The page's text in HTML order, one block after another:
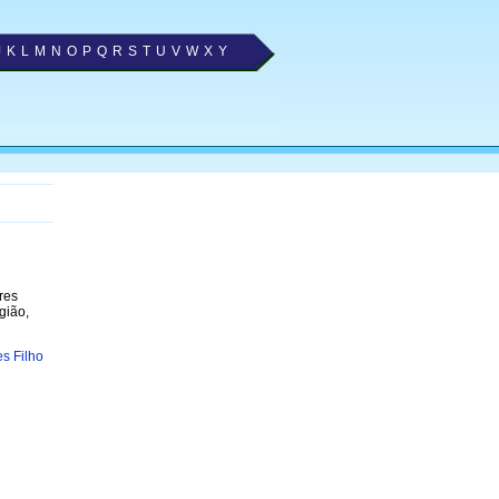
K L M N O P Q R S T U V W X Y
Filho